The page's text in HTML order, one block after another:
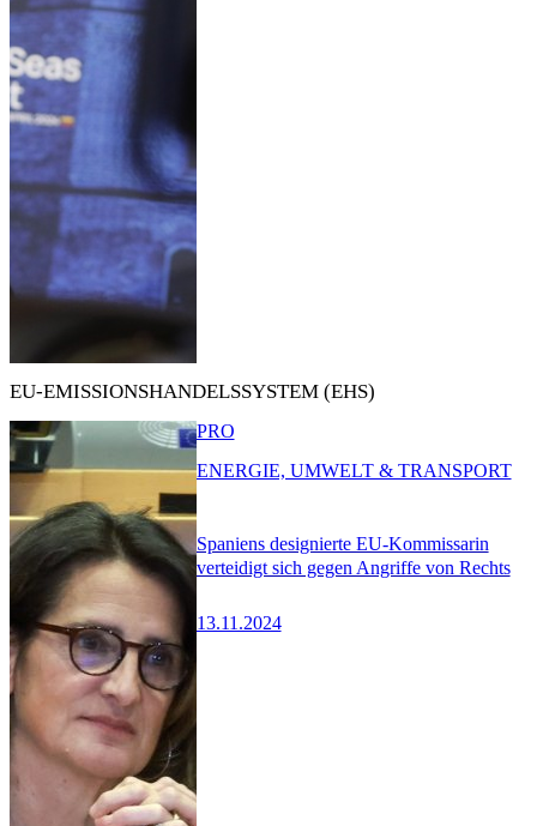
EU-EMISSIONSHANDELSSYSTEM (EHS)
Spaniens designierte EU-Kommissarin
verteidigt sich gegen Angriffe von Rechts
13.11.2024
PRO
ENERGIE, UMWELT & TRANSPORT